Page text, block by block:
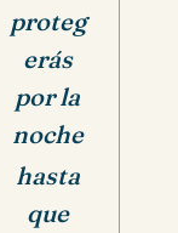
proteg
erás
por la
noche
hasta
que